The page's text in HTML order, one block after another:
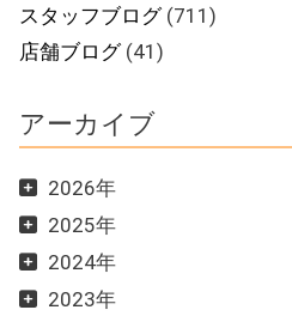
スタッフブログ(711)
店舗ブログ(41)
アーカイブ
2026年
2025年
2024年
2023年